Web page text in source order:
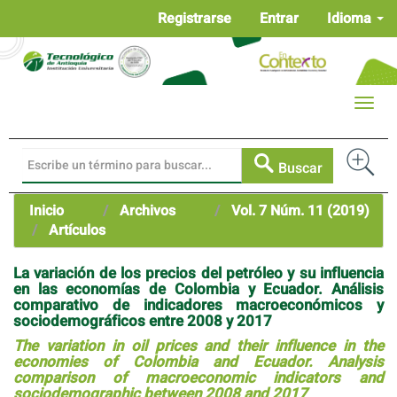
Contenido
principal
Idioma
Registrarse Entrar
Buscar
Toggle
Inicio Archivos
Vol. 7 Núm. 11 (2019)
Artículos
La variación de los precios del petróleo y su influencia
en las economías de Colombia y Ecuador. Análisis
comparativo de indicadores macroeconómicos y
sociodemográficos entre 2008 y 2017
The variation in oil prices and their influence in the
economies of Colombia and Ecuador. Analysis
comparison of macroeconomic indicators and